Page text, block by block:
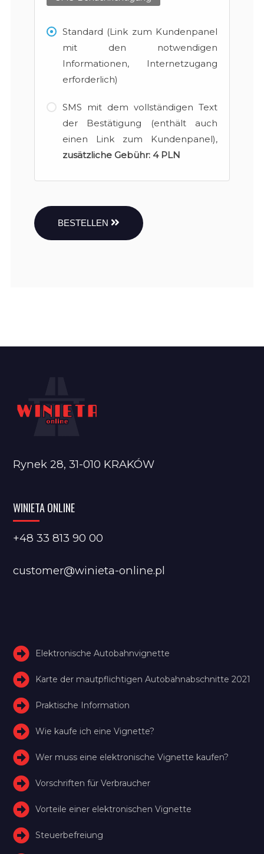
Standard (Link zum Kundenpanel
mit den notwendigen
Informationen, Internetzugang
erforderlich)
SMS mit dem vollständigen Text
der Bestätigung (enthält auch
einen Link zum Kundenpanel),
zusätzliche Gebühr: 4 PLN
BESTELLEN
Rynek 28, 31-010 KRAKÓW
WINIETA ONLINE
+48 33 813 90 00
customer@winieta-online.pl
Elektronische Autobahnvignette
Karte der mautpflichtigen Autobahnabschnitte 2021
Praktische Information
Wie kaufe ich eine Vignette?
Wer muss eine elektronische Vignette kaufen?
Vorschriften für Verbraucher
Vorteile einer elektronischen Vignette
Steuerbefreiung